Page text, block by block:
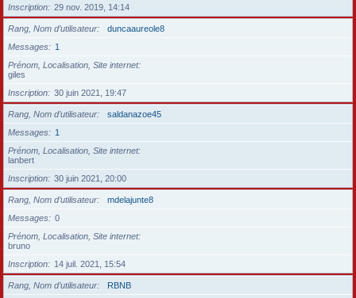
Inscription 29 nov. 2019, 14:14
Rang, Nom d’utilisateur
duncaaureole8
Messages
1
Prénom, Localisation, Site internet
giles
Inscription
30 juin 2021, 19:47
Rang, Nom d’utilisateur
saldanazoe45
Messages
1
Prénom, Localisation, Site internet
lanbert
Inscription
30 juin 2021, 20:00
Rang, Nom d’utilisateur
mdelajunte8
Messages
0
Prénom, Localisation, Site internet
bruno
Inscription
14 juil. 2021, 15:54
Rang, Nom d’utilisateur
RBNB